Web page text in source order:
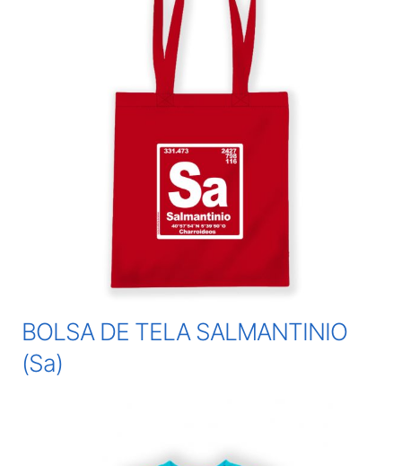
BOLSA DE TELA SALMANTINIO
(Sa)